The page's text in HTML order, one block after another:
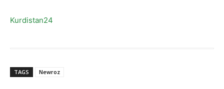
Kurdistan24
TAGS Newroz